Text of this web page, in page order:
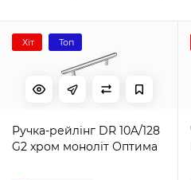
Хіт Топ
Ручка-рейлінг DR 10A/128
G2 хром моноліт Оптима